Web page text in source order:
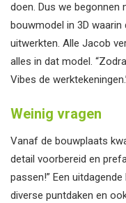
doen. Dus we begonnen
bouwmodel in 3D waarin
uitwerkten. Alle Jacob
alles in dat model.
Vibes de
Weinig vragen
Vanaf de bouwplaats
detail voorbereid en
passen!” Een
diverse puntdaken en